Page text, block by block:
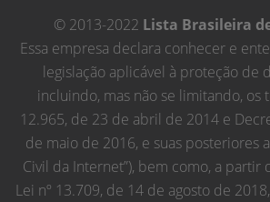
© 2013-2022 Lista Brasileira
Essa empresa declara conhecer e
legislação aplicável à proteção de
incluindo, mas não se limitando, os
12.965, de 23 de abril de 2014 e
de maio de 2016, e suas posteriores
Civil da Internet”), bem como, a partir
Lei nº 13.709, de 14 de agosto de